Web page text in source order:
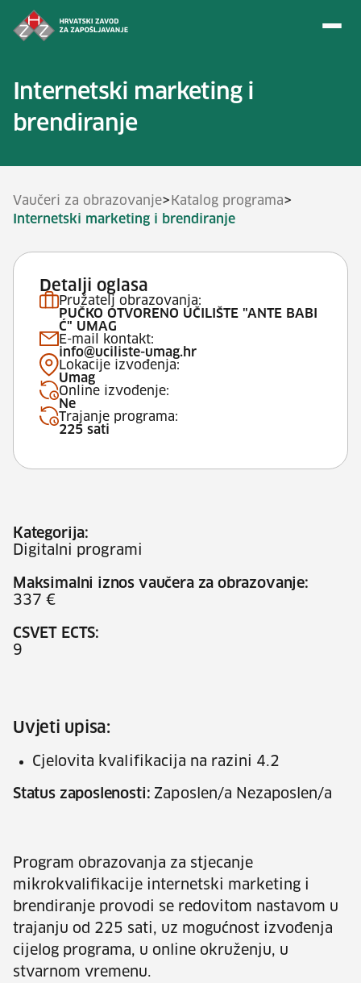
Internetski marketing i
brendiranje
Vaučeri za obrazovanje> Katalog programa>
Internetski marketing i brendiranje
Detalji oglasa
Pružatelj obrazovanja:
PUČKO OTVORENO UČILIŠTE "ANTE BABI
Ć" UMAG
E-mail kontakt:
info@uciliste-umag.hr
Lokacije izvođenja:
Umag
Online izvođenje:
Ne
Trajanje programa:
225 sati
Kategorija:
Digitalni programi
Maksimalni iznos vaučera za obrazovanje:
337 €
CSVET ECTS:
9
Uvjeti upisa:
Cjelovita kvalifikacija na razini 4.2
Status zaposlenosti: Zaposlen/a Nezaposlen/a
Program obrazovanja za stjecanje
mikrokvalifikacije internetski marketing i
brendiranje provodi se redovitom nastavom u
trajanju od 225 sati, uz mogućnost izvođenja
cijelog programa, u online okruženju, u
stvarnom vremenu.